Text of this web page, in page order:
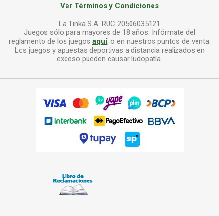
Ver Términos y Condiciones
La Tinka S.A. RUC 20506035121
Juegos sólo para mayores de 18 años. Infórmate del
reglamento de los juegos aquí, o en nuestros puntos de venta.
Los juegos y apuestas deportivas a distancia realizados en
exceso pueden causar ludopatía.